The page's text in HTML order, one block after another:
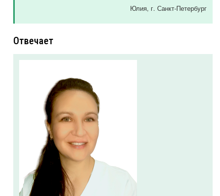
Юлия, г. Санкт-Петербург
Отвечает